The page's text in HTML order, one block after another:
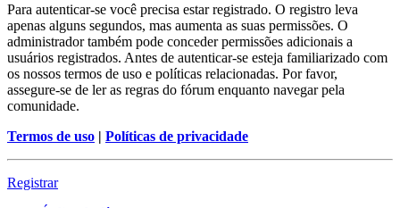
Para autenticar-se você precisa estar registrado. O registro leva
apenas alguns segundos, mas aumenta as suas permissões. O
administrador também pode conceder permissões adicionais a
usuários registrados. Antes de autenticar-se esteja familiarizado com
os nossos termos de uso e políticas relacionadas. Por favor,
assegure-se de ler as regras do fórum enquanto navegar pela
comunidade.
Termos de uso | Políticas de privacidade
Registrar